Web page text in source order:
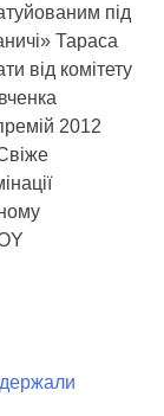
під
Тараса
від комітету
2012